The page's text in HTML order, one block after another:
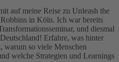
auf meine Reise zu Unleash the
in Köln. Ich war bereits
und diesmal
Erfahre, was hinter
warum so viele Menschen
welche Strategien und Learnings